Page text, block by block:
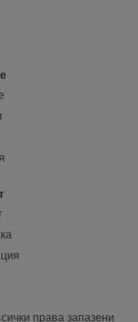
права запазени